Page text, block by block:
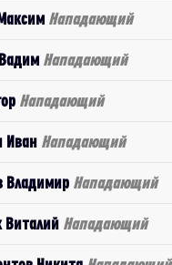
Нападающий
Нападающий
Нападающий
Иван Нападающий
Владимир Нападающий
Виталий Нападающий